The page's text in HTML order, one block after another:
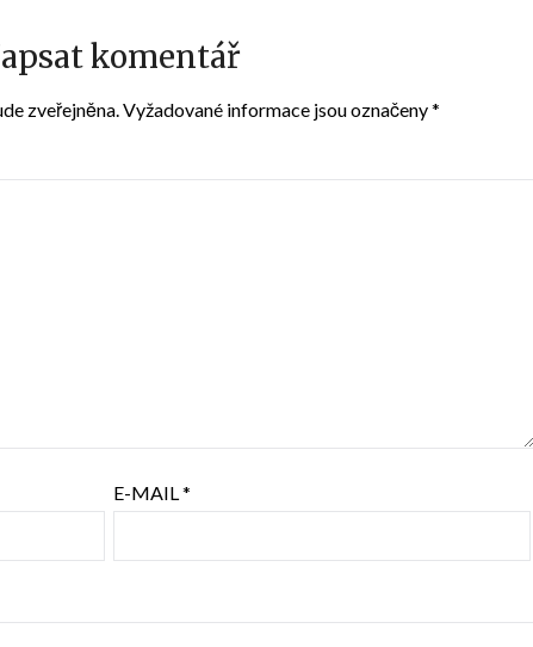
komentář
zveřejněna.Vyžadované informace jsou označeny*
E-MAIL*